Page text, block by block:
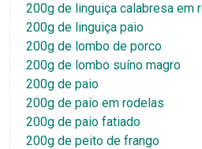
200g de linguiça calabresa em
200g de linguiça paio
200g de lombo de porco
200g de lombo suíno magro
200g de paio
200g de paio em rodelas
200g de paio fatiado
200g de peito de frango